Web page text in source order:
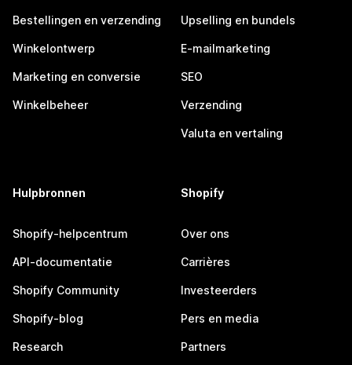
Bestellingen en verzending
Winkelontwerp
Marketing en conversie
Winkelbeheer
Upselling en bundels
E-mailmarketing
SEO
Verzending
Valuta en vertaling
Hulpbronnen
Shopify-helpcentrum
API-documentatie
Shopify Community
Shopify-blog
Research
Shopify
Over ons
Carrières
Investeerders
Pers en media
Partners